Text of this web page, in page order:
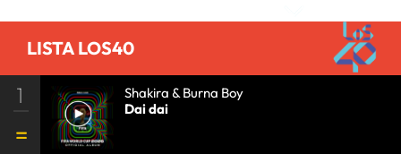
LISTA LOS40
1
Shakira & Burna Boy
Dai dai